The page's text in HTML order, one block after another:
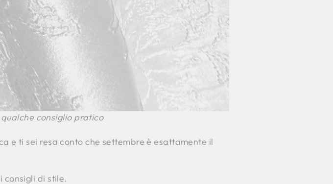
consiglio pratico
e ti sei resa conto che settembre è esattamente il
consigli di stile.